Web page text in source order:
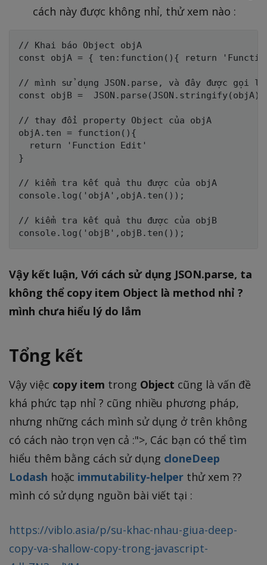
cách này được không nhỉ, thử xem nào :
// Khai báo Object objA
const objA = { ten:function(){ return
// mình sử dụng JSON.parse, và đây được gọi là
const objB =
// thay đổi property Object của objA
objA.ten = function(){
  return 'Function Edit'
}
// kiểm tra kết quả thu được của objA
console.log('objA',objA.ten());
// kiểm tra kết quả thu được của objB
Vậy kết luận, Với cách sử dụng JSON.parse, ta
không thể copy item Object là method nhỉ ?
mình chưa hiểu lý do lắm
Tổng kết
Vậy việc copy item trong Object cũng là vấn đề
khá phức tạp nhỉ ? cũng nhiều phương pháp,
nhưng những cách mình sử dụng ở trên không
có cách nào trọn vẹn cả :">, Các bạn có thể tìm
hiểu thêm bằng cách sử dụng cloneDeep
Lodash hoặc immutability-helper thử xem ??
mình có sử dụng nguồn bài viết tại :
https://viblo.asia/p/su-khac-nhau-giua-deep-
copy-va-shallow-copy-trong-javascript-